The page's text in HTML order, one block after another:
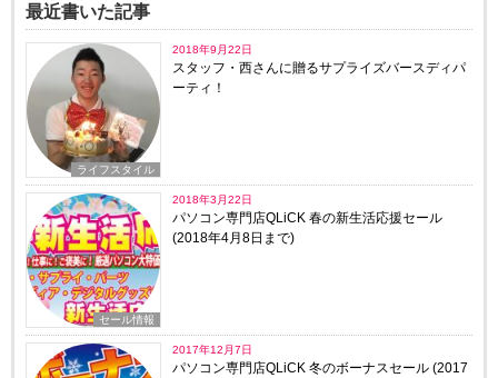
最近書いた記事
ライフスタイル
2018年9月22日
スタッフ・西さんに贈るサプライズバースディパ
ーティ！
セール情報
2018年3月22日
パソコン専門店QLiCK 春の新生活応援セール
(2018年4月8日まで)
2017年12月7日
パソコン専門店QLiCK 冬のボーナスセール (2017